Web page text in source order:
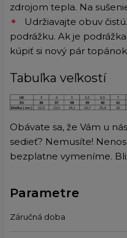
zdrojom tepla. Na
Udržiavajte obuv
podrážku. Ak je
kúpiť si nový pár
Tabuľka veľkostí
Obávate sa, že Vám u
sedieť? Nemusíte!
bezplatne vymeníme.
Parametre
Záručná doba